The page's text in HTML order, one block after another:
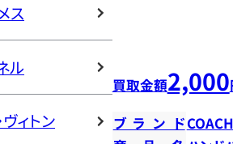
ス
ル
ヴィトン
買取金額2,000
ブランドCOACH